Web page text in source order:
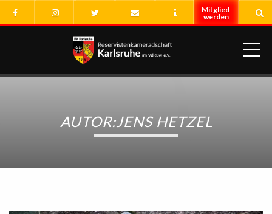
AUTOR:JENS HETZEL